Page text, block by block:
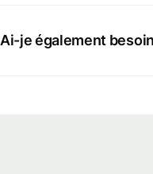
Ai-je également